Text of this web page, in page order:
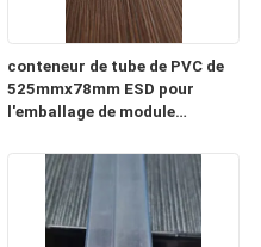
conteneur de tube de PVC de
525mmx78mm ESD pour
l'emballage de module